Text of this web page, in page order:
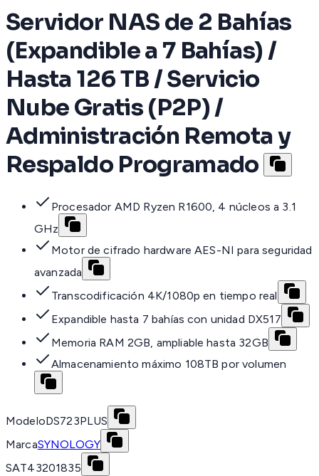
Servidor NAS de 2 Bahías
(Expandible a 7 Bahías) /
Hasta 126 TB / Servicio
Nube Gratis (P2P) /
Administración Remota y
Respaldo Programado
Procesador AMD Ryzen R1600, 4 núcleos a 3.1
GHz
Motor de cifrado hardware AES-NI para seguridad
avanzada
Transcodificación 4K/1080p en tiempo real
Expandible hasta 7 bahías con unidad DX517
Memoria RAM 2GB, ampliable hasta 32GB
Almacenamiento máximo 108TB por volumen
ModeloDS723PLUS
MarcaSYNOLOGY
SAT43201835